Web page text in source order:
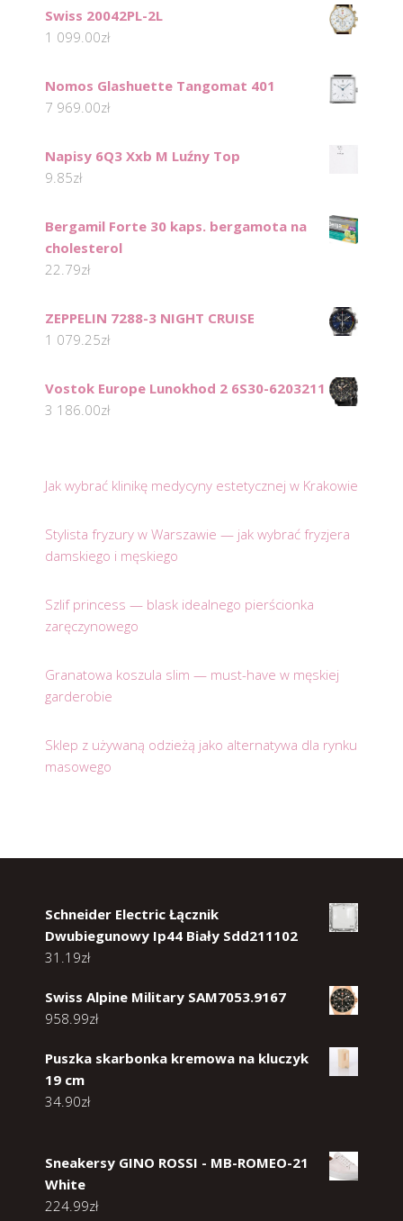
Swiss 20042PL-2L
1 099.00zł
Nomos Glashuette Tangomat 401
7 969.00zł
Napisy 6Q3 Xxb M Luźny Top
9.85zł
Bergamil Forte 30 kaps. bergamota na
cholesterol
22.79zł
ZEPPELIN 7288-3 NIGHT CRUISE
1 079.25zł
Vostok Europe Lunokhod 2 6S30-6203211
3 186.00zł
Jak wybrać klinikę medycyny estetycznej w Krakowie
Stylista fryzury w Warszawie — jak wybrać fryzjera
damskiego i męskiego
Szlif princess — blask idealnego pierścionka
zaręczynowego
Granatowa koszula slim — must-have w męskiej
garderobie
Sklep z używaną odzieżą jako alternatywa dla rynku
masowego
Schneider Electric Łącznik
Dwubiegunowy Ip44 Biały Sdd211102
31.19zł
Swiss Alpine Military SAM7053.9167
958.99zł
Puszka skarbonka kremowa na kluczyk
19 cm
34.90zł
Sneakersy GINO ROSSI - MB-ROMEO-21
White
224.99zł